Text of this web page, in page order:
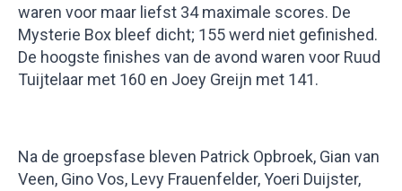
waren voor maar liefst 34 maximale scores. De
Mysterie Box bleef dicht; 155 werd niet gefinished.
De hoogste finishes van de avond waren voor Ruud
Tuijtelaar met 160 en Joey Greijn met 141.
Na de groepsfase bleven Patrick Opbroek, Gian van
Veen, Gino Vos, Levy Frauenfelder, Yoeri Duijster,